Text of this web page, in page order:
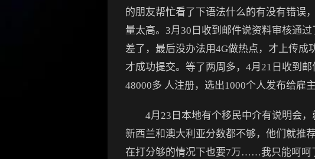
的朋友帮忙看了下语法什么的有没有错误
量太高。3月30日收到邮件说资料审核通
差了，最后没办法用4G做热点，才上传
才成功提交。等了两周多，4月21日收到
48000多 人注册，选出1000个人发布给雇
4月23日本地有个移民中介有说明会，
新西兰和澳大利亚分数都不够，他们就推
在打分够的情况下也要7万……我只能呵呵